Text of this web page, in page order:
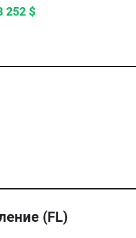
252 $
(FL)